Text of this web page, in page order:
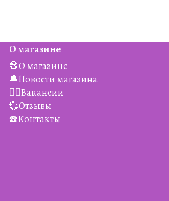
О магазине
🧶О магазине
🔔Новости магазина
👯‍♀️Вакансии
💞Отзывы
☎️Контакты